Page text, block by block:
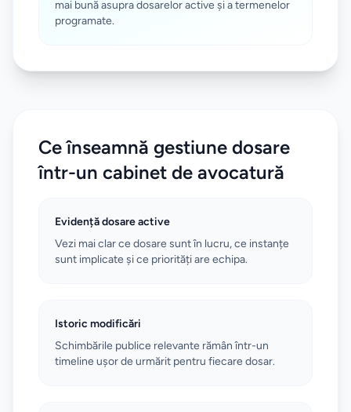
mai bună asupra dosarelor active și a termenelor
programate.
Ce înseamnă gestiune dosare
într-un cabinet de avocatură
Evidență dosare active
Vezi mai clar ce dosare sunt în lucru, ce instanțe
sunt implicate și ce priorități are echipa.
Istoric modificări
Schimbările publice relevante rămân într-un
timeline ușor de urmărit pentru fiecare dosar.